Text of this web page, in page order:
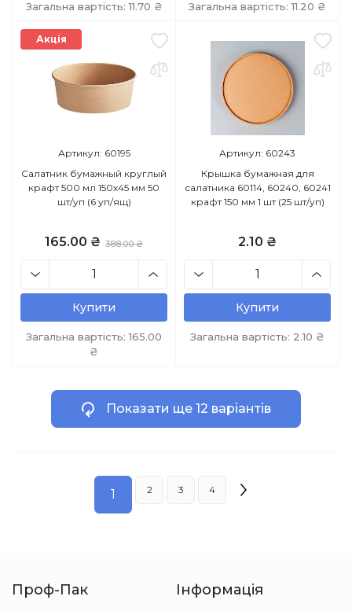
Загальна вартість:11.70 ₴ Загальна вартість:11.20 ₴
Акція
Артикул: 60195
Салатник бумажный круглый
крафт 500 мл 150х45 мм 50
шт/уп (6 уп/ящ)
165.00 ₴ 388.00 ₴
Купити
Загальна вартість:165.00
₴
Артикул: 60243
Крышка бумажная для
салатника 60114, 60240, 60241
крафт 150 мм 1 шт (25 шт/уп)
2.10 ₴
Купити
Загальна вартість: 2.10 ₴
Показати ще 12 варіантів
1 2 3 4
Проф-Пак Інформація